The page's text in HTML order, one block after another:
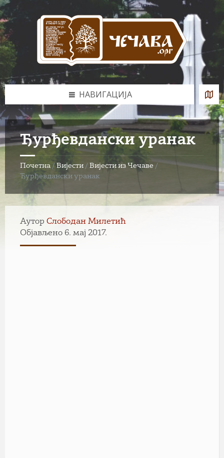
Skip
to
content
Skip
to
left
sidebar
Skip
to
footer
НАВИГАЦИЈА
Ђурђевдански уранак
Почетна /Вијести / Вијести из Чечаве /
Ђурђевдански уранак
Аутор Слободан Милетић
Објављено 6. мај 2017.